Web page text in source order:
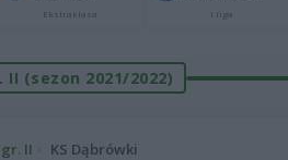
Ekstraklasa I liga
(sezon 2021/2022)
II KS Dąbrówki